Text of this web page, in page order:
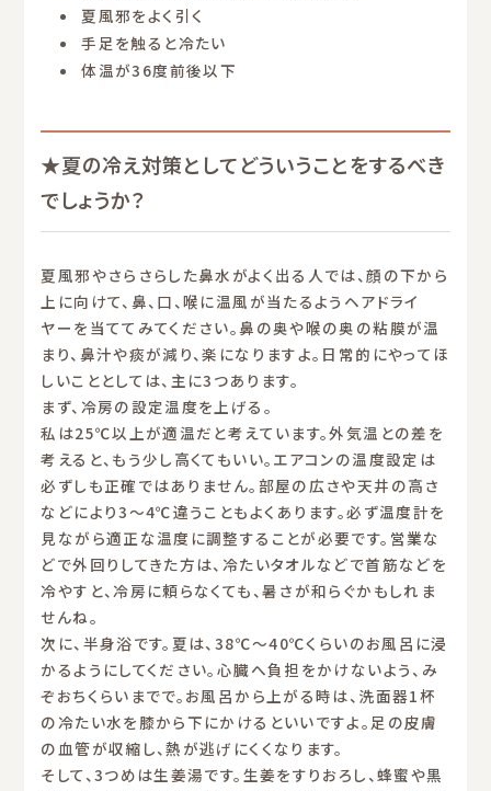
夏風邪をよく引く
手足を触ると冷たい
体温が36度前後以下
★夏の冷え対策としてどういうことをするべき
でしょうか？
夏風邪やさらさらした鼻水がよく出る人では、顔の下から
上に向けて、鼻、口、喉に温風が当たるようヘアドライ
ヤーを当ててみてください。鼻の奥や喉の奥の粘膜が温
まり、鼻汁や痰が減り、楽になりますよ。日常的にやってほ
しいこととしては、主に3つあります。
まず、冷房の設定温度を上げる。
私は25℃以上が適温だと考えています。外気温との差を
考えると、もう少し高くてもいい。エアコンの温度設定は
必ずしも正確ではありません。部屋の広さや天井の高さ
などにより3〜4℃違うこともよくあります。必ず温度計を
見ながら適正な温度に調整することが必要です。営業な
どで外回りしてきた方は、冷たいタオルなどで首筋などを
冷やすと、冷房に頼らなくても、暑さが和らぐかもしれま
せんね。
次に、半身浴です。夏は、38℃〜40℃くらいのお風呂に浸
かるようにしてください。心臓へ負担をかけないよう、み
ぞおちくらいまでで。お風呂から上がる時は、洗面器1杯
の冷たい水を膝から下にかけるといいですよ。足の皮膚
の血管が収縮し、熱が逃げにくくなります。
そして、3つめは生姜湯です。生姜をすりおろし、蜂蜜や黒